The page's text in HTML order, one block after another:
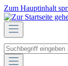
Zum Hauptinhalt